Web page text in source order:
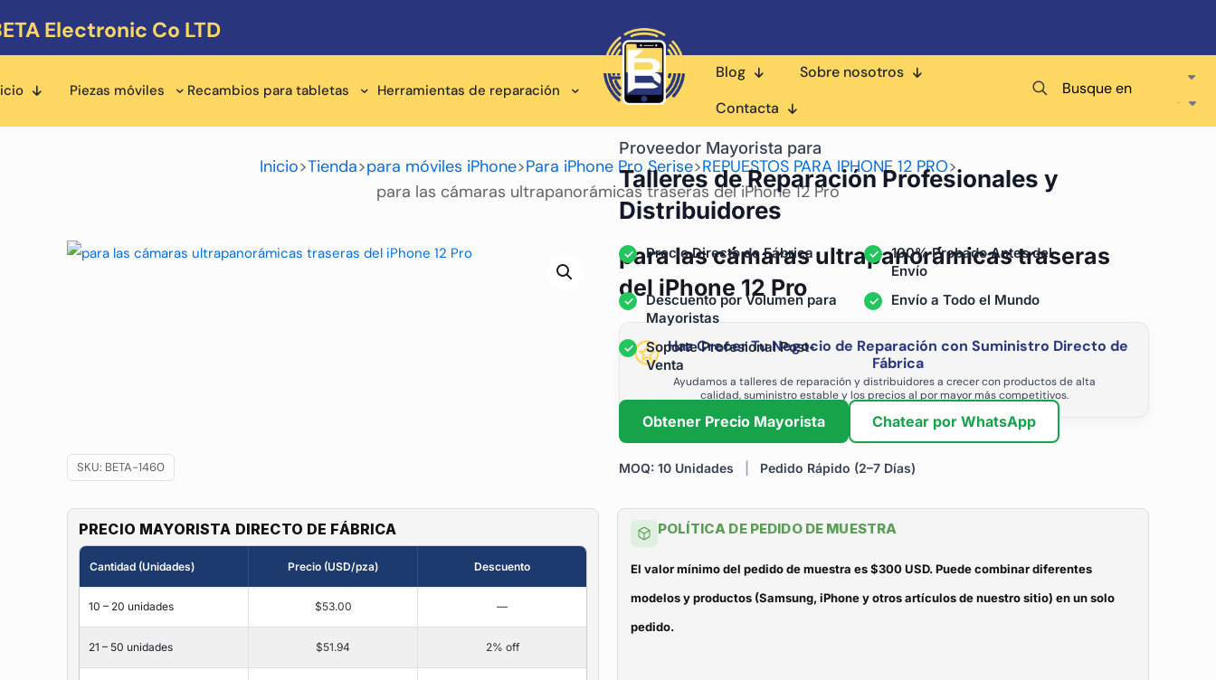
Electronic Co LTD
Piezas móviles Recambios para tabletas Herramientas de reparación
Blog
Sobre nosotros
Contacta
Busque en
Inicio>Tienda>para móviles iPhone>Para iPhone Pro Serise>REPUESTOS PARA IPHONE 12 PRO>
para las cámaras ultrapanorámicas traseras del iPhone 12 Pro
para las cámaras ultrapanorámicas traseras
del iPhone 12 Pro
Haz Crecer Tu Negocio de Reparación con Suministro Directo de
Fábrica
Ayudamos a talleres de reparación y distribuidores a crecer con productos de alta
calidad, suministro estable y los precios al por mayor más competitivos.
SKU: BETA-1460
Proveedor Mayorista para
Talleres de Reparación Profesionales y
Distribuidores
Precio Directo de Fábrica
100% Probado Antes del
Envío
Descuento por Volumen para
Mayoristas
Envío a Todo el Mundo
Soporte Profesional Post-
Venta
Obtener Precio Mayorista Chatear por WhatsApp
MOQ: 10 Unidades Pedido Rápido (2–7 Días)
PRECIO MAYORISTA DIRECTO DE FÁBRICA
Cantidad (Unidades) Precio (USD/pza) Descuento
10 – 20 unidades $53.00 —
21 – 50 unidades $51.94 2% off
POLÍTICA DE PEDIDO DE MUESTRA
El valor mínimo del pedido de muestra es $300 USD. Puede combinar diferentes
modelos y productos (Samsung, iPhone y otros artículos de nuestro sitio) en un solo
pedido.